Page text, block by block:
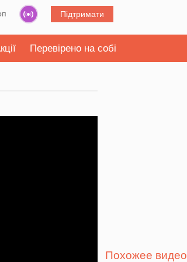
Підтримати
Перевірено на собі
Похожее видео